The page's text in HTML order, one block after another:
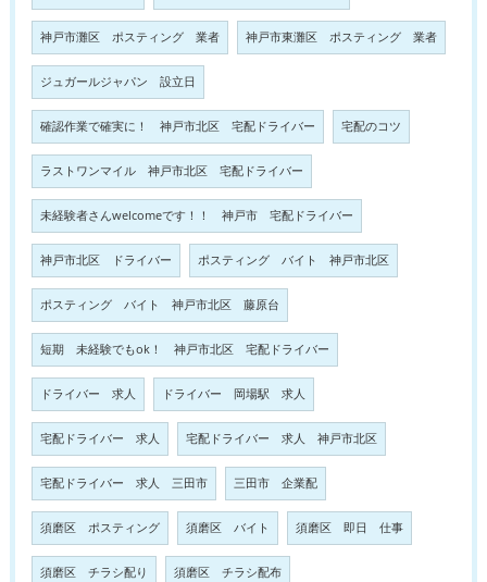
神戸市灘区 ポスティング 業者 神戸市東灘区 ポスティング 業者
ジュガールジャパン 設立日
確認作業で確実に！ 神戸市北区 宅配ドライバー 宅配のコツ
ラストワンマイル 神戸市北区 宅配ドライバー
未経験者さんwelcomeです！！ 神戸市 宅配ドライバー
神戸市北区 ドライバー ポスティング バイト 神戸市北区
ポスティング バイト 神戸市北区 藤原台
短期 未経験でもok！ 神戸市北区 宅配ドライバー
ドライバー 求人 ドライバー 岡場駅 求人
宅配ドライバー 求人 宅配ドライバー 求人 神戸市北区
宅配ドライバー 求人 三田市 三田市 企業配
須磨区 ポスティング 須磨区 バイト 須磨区 即日 仕事
須磨区 チラシ配り 須磨区 チラシ配布